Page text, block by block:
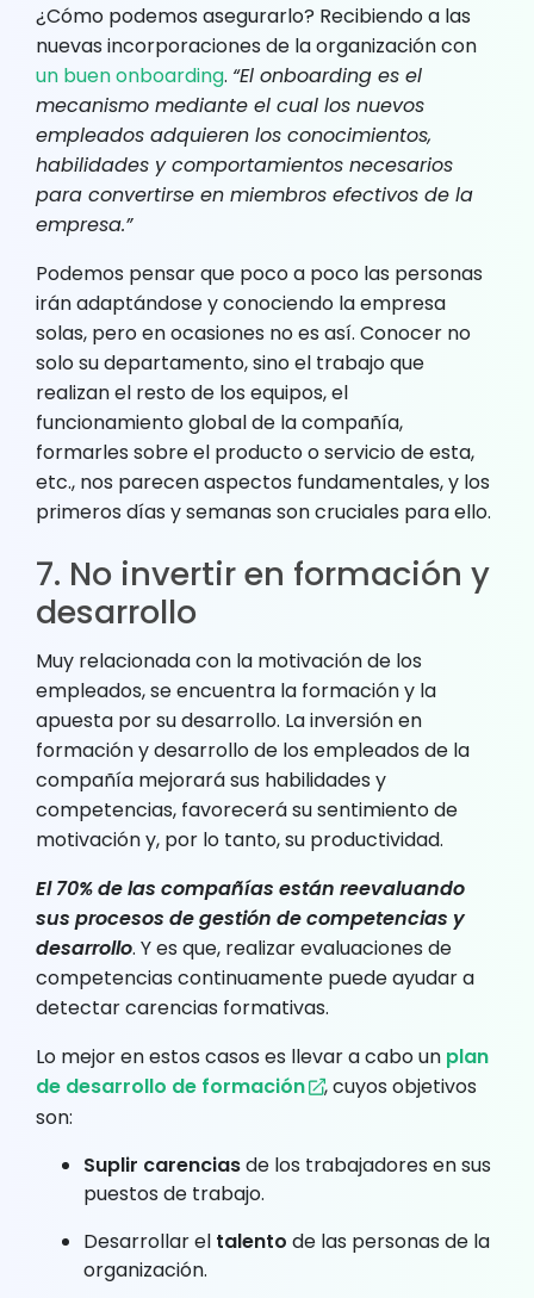
¿Cómo podemos asegurarlo? Recibiendo a las
nuevas incorporaciones de la organización con
un buen onboarding. “El onboarding es el
mecanismo mediante el cual los nuevos
empleados adquieren los conocimientos,
habilidades y comportamientos necesarios
para convertirse en miembros efectivos de la
empresa.”
Podemos pensar que poco a poco las personas
irán adaptándose y conociendo la empresa
solas, pero en ocasiones no es así. Conocer no
solo su departamento, sino el trabajo que
realizan el resto de los equipos, el
funcionamiento global de la compañía,
formarles sobre el producto o servicio de esta,
etc., nos parecen aspectos fundamentales, y los
primeros días y semanas son cruciales para ello.
7. No invertir en formación y
desarrollo
Muy relacionada con la motivación de los
empleados, se encuentra la formación y la
apuesta por su desarrollo. La inversión en
formación y desarrollo de los empleados de la
compañía mejorará sus habilidades y
competencias, favorecerá su sentimiento de
motivación y, por lo tanto, su productividad.
El 70% de las compañías están reevaluando
sus procesos de gestión de competencias y
desarrollo. Y es que, realizar evaluaciones de
competencias continuamente puede ayudar a
detectar carencias formativas.
Lo mejor en estos casos es llevar a cabo un plan
de desarrollo de formación
, cuyos objetivos
son:
Suplir carenciasde los trabajadores en sus
puestos de trabajo.
Desarrollar el talento de las personas de la
organización.